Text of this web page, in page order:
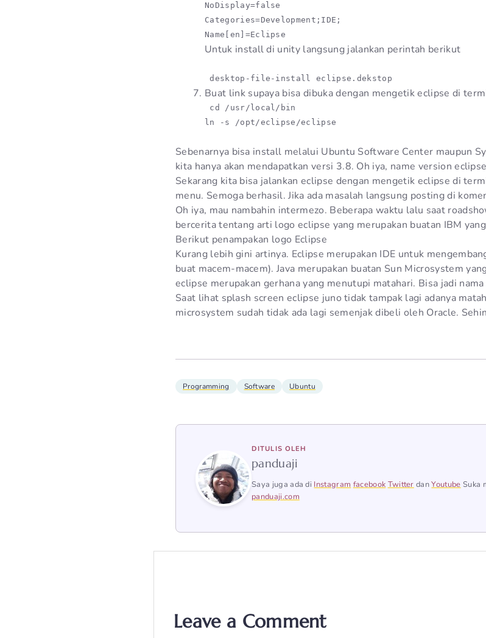
NoDisplay=false
Categories=Development;IDE;
Name[en]=Eclipse
Untuk install di unity langsung jalankan perintah berikut
desktop-file-install eclipse.dekstop
Buat link supaya bisa dibuka dengan mengetik eclipse di
cd /usr/local/bin
ln -s /opt/eclipse/eclipse
Sebenarnya bisa install melalui Ubuntu Software Center maupun
kita hanya akan mendapatkan versi 3.8. Oh iya, name version
Sekarang kita bisa jalankan eclipse dengan mengetik eclipse di
menu. Semoga berhasil. Jika ada masalah langsung posting di
Oh iya, mau nambahin intermezo. Beberapa waktu lalu saat
bercerita tentang arti logo eclipse yang merupakan buatan IBM
Berikut penampakan logo Eclipse
Kurang lebih gini artinya. Eclipse merupakan IDE untuk
buat macem-macem). Java merupakan buatan Sun Microsystem
eclipse merupakan gerhana yang menutupi matahari. Bisa jadi
Saat lihat splash screen eclipse juno tidak tampak lagi adanya
microsystem sudah tidak ada lagi semenjak dibeli oleh Oracle.
Programming Software Ubuntu
DITULIS OLEH
panduaji
Saya juga ada di Instagram facebook Twitter danYoutube Suka
panduaji.com
Leave a Comment